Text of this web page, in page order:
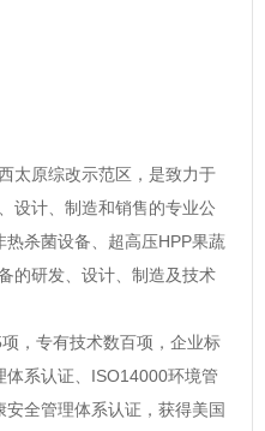
太原综改示范区，是致力于
设计、制造和销售的专业公
杀菌设备、超高压HPP果蔬
的研发、设计、制造及技术
，专有技术数百项，企业标
系认证、ISO14000环境管
全管理体系认证，获得美国